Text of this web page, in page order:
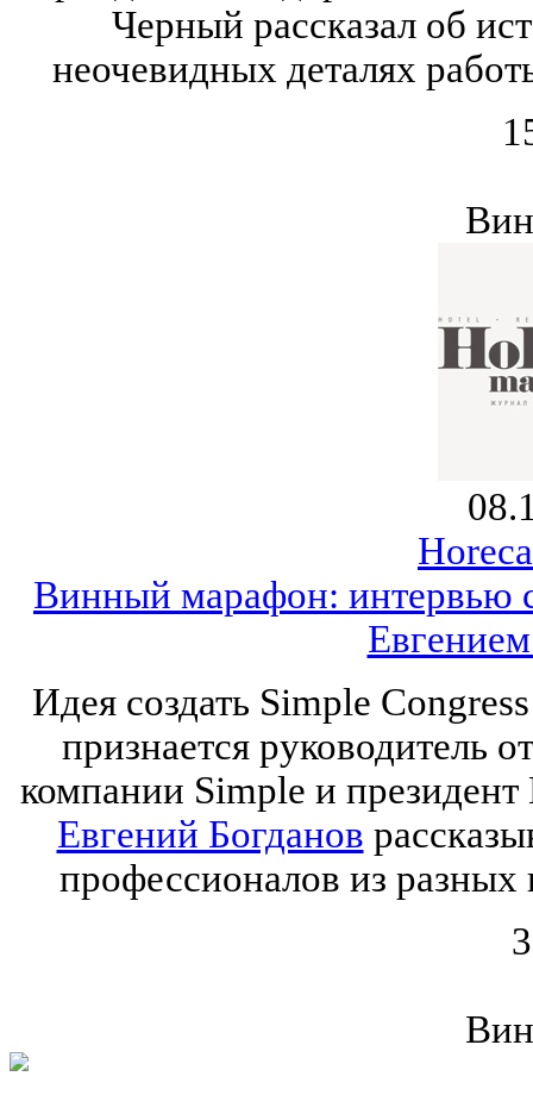
Черный рассказал об
неочевидных деталях
Винный марафон: интервью
Идея создать Simple
признается руководитель
компании Simple и
Евгений Богданов
профессионалов из разных